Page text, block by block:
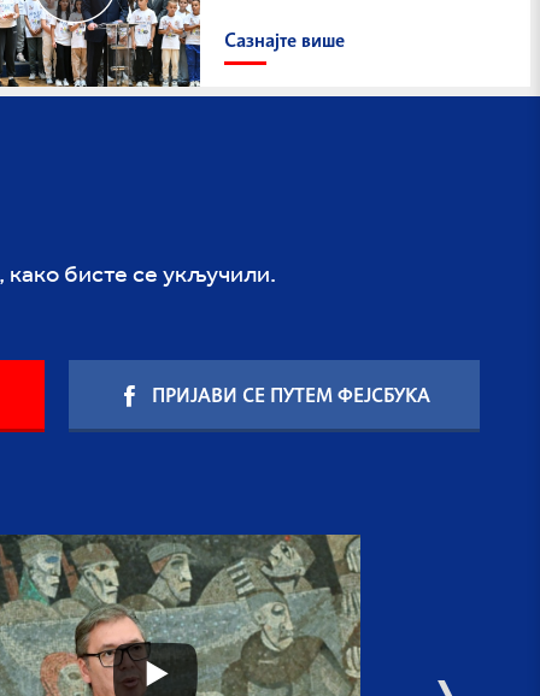
Сазнајте више
како бисте се укључили.
ПРИЈАВИ СЕ ПУТЕМ ФЕЈСБУКА